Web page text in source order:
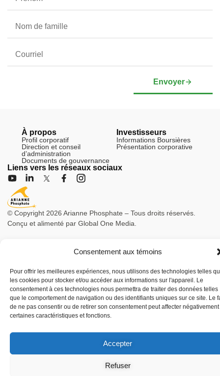
Consentement aux témoins
Pour offrir les meilleures expériences, nous utilisons des technologies telles
les cookies pour stocker et/ou accéder aux informations sur l'appareil. Le
consentement à ces technologies nous permettra de traiter des données telles
que le comportement de navigation ou des identifiants uniques sur ce site. Le
de ne pas consentir ou de retirer son consentement peut affecter négativement
certaines caractéristiques et fonctions.
Accepter
Refuser
Envoyer
© Copyright 2026 Arianne Phosphate – Tous droits réservés.
Conçu et alimenté par Global One Media.
À propos
Profil corporatif
Direction et conseil
d’administration
Documents de gouvernance
Investisseurs
Informations Boursières
Présentation corporative
Liens vers les réseaux sociaux